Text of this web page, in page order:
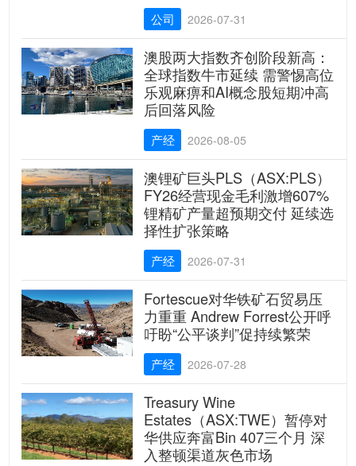
公司 2026-07-31
澳股两大指数齐创阶段新高：
全球指数牛市延续 需警惕高位
乐观麻痹和AI概念股短期冲高
后回落风险
产经 2026-08-05
澳锂矿巨头PLS（ASX:PLS）
FY26经营现金毛利激增607%
锂精矿产量超预期交付 延续选
择性扩张策略
产经 2026-07-31
Fortescue对华铁矿石贸易压
力重重 Andrew Forrest公开呼
吁盼“公平谈判”促持续繁荣
产经 2026-07-28
Treasury Wine
Estates（ASX:TWE）暂停对
华供应奔富Bin 407三个月 深
入整顿渠道灰色市场